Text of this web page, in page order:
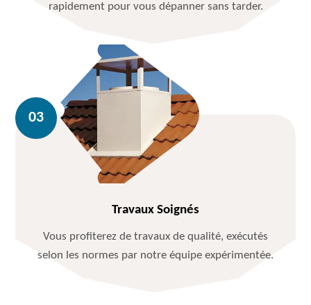
rapidement pour vous dépanner sans tarder.
Travaux Soignés
Vous profiterez de travaux de qualité, exécutés
selon les normes par notre équipe expérimentée.